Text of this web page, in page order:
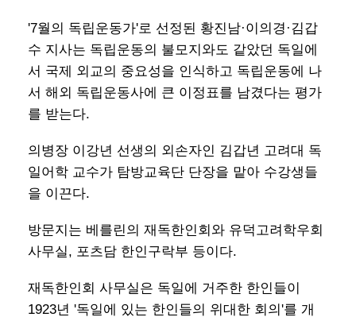
'7월의 독립운동가'로 선정된 황진남·이의경·김갑
수 지사는 독립운동의 불모지와도 같았던 독일에
서 국제 외교의 중요성을 인식하고 독립운동에 나
서 해외 독립운동사에 큰 이정표를 남겼다는 평가
를 받는다.
의병장 이강년 선생의 외손자인 김갑년 고려대 독
일어학 교수가 탐방교육단 단장을 맡아 수강생들
을 이끈다.
방문지는 베를린의 재독한인회와 유덕고려학우회
사무실, 포츠담 한인구락부 등이다.
재독한인회 사무실은 독일에 거주한 한인들이
1923년 '독일에 있는 한인들의 위대한 회의'를 개